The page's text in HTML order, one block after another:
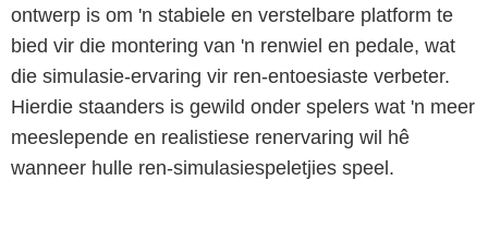
ontwerp is om 'n stabiele en verstelbare platform te
bied vir die montering van 'n renwiel en pedale, wat
die simulasie-ervaring vir ren-entoesiaste verbeter.
Hierdie staanders is gewild onder spelers wat 'n meer
meeslepende en realistiese renervaring wil hê
wanneer hulle ren-simulasiespeletjies speel.